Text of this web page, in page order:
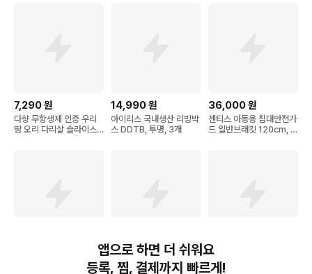
7,290원
다향 무항생제 인증 우리
땅 오리 다리살 슬라이스
(냉장), 500g, 1개
14,990원
아이리스 국내생산 리빙박
스 DDTB, 투명, 3개
36,000원
젠티스 아동용 침대안전가
드 일반브래킷 120cm, 화
이트
매일두유 99.9 서리태, 2
9,970원
써머텍트 기능성 쿨 헤어
58,800
[서귀포] 더큐브 리조트 제
앱으로 하면 더 쉬워요
등록, 찜, 결제까지 빠르게!